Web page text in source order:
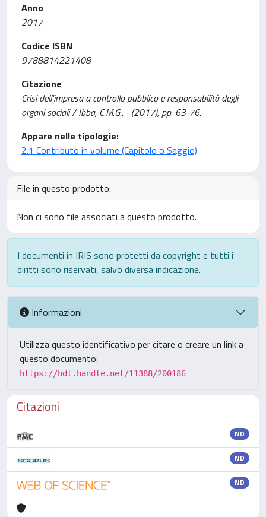
Anno
2017
Codice ISBN
9788814221408
Citazione
Crisi dell'impresa a controllo pubblico e responsabilità degli
organi sociali / Ibba, C.M.G.. - (2017), pp. 63-76.
Appare nelle tipologie:
2.1 Contributo in volume (Capitolo o Saggio)
File in questo prodotto:
Non ci sono file associati a questo prodotto.
I documenti in IRIS sono protetti da copyright e tutti i
diritti sono riservati, salvo diversa indicazione.
Informazioni
Utilizza questo identificativo per citare o creare un link a
questo documento:
https://hdl.handle.net/11388/200186
Citazioni
ND
ND
ND